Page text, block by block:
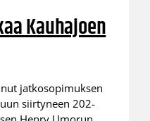
Kauhajoen
jatkosopimuksen
siirtyneen 202-